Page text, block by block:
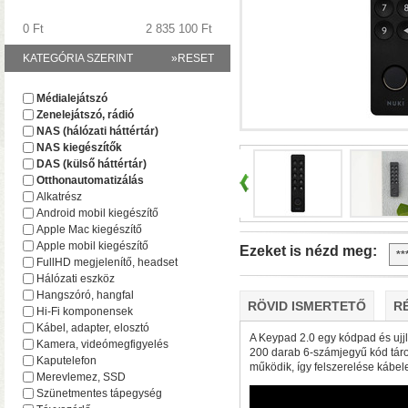
A TerraMaster-nél
F2-425 és F4-425
Plusz teljesítmény
F2-425 Plus és F4-
(32 GB-ig bővíthető!) •
(tárhely és/vagy cache)
Ezeket is nézd meg:
RÖVID ISMERTETŐ
A Keypad 2.0 egy kódpad és
200 darab 6-számjegyű kód
működik, így felszerelése
0 Ft 2 835 100 Ft
»RESET
KATEGÓRIA SZERINT
Médialejátszó
Zenelejátszó, rádió
NAS (hálózati háttértár)
NAS kiegészítők
DAS (külső háttértár)
Otthonautomatizálás
Alkatrész
Android mobil kiegészítő
Apple Mac kiegészítő
Apple mobil kiegészítő
FullHD megjelenítő, headset
Hálózati eszköz
Hangszóró, hangfal
Hi-Fi komponensek
Kábel, adapter, elosztó
Kamera, videómegfigyelés
Kaputelefon
Merevlemez, SSD
Szünetmentes tápegység